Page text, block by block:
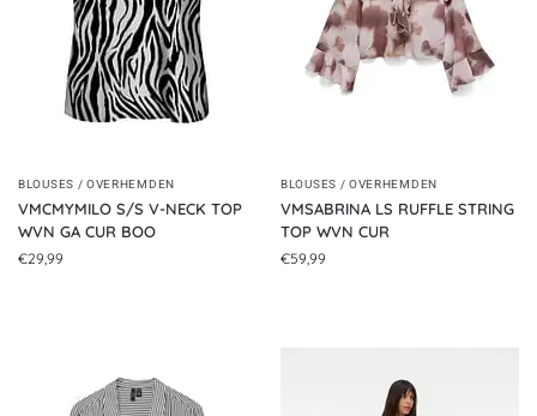
BLOUSES / OVERHEMDEN
VMCMYMILO S/S V-NECK TOP
WVN GA CUR BOO
€29,99
BLOUSES / OVERHEMDEN
VMSABRINA LS RUFFLE STRING
TOP WVN CUR
€59,99